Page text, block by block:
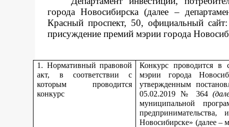
города Новосибирска (далее –
Красный проспект, 50, официальный
присуждение премий мэрии города
1. Нормативный правовой
акт, в соответствии с
которым проводится
конкурс
Конкурс проводится в
мэрии города
утвержденным
05.02.2019 № 364
муниципальной
предпринимательства,
Новосибирске» (далее –